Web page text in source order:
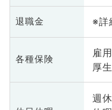
退職金 ※詳
各種保険
雇
厚
週